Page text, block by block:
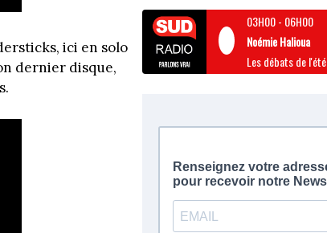
ici en solo
dernier disque,
03H00- 06H00
Noémie Halioua
Les débats de l'été